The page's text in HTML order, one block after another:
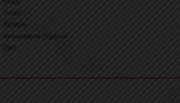
Спорт
Туризм
Неймовірна Україна
Світ